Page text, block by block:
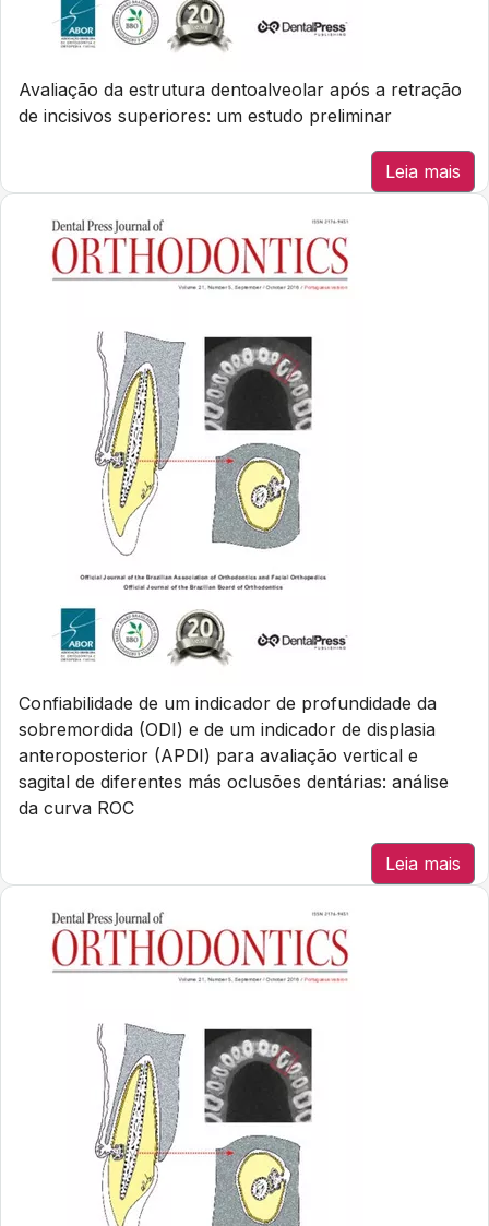
Avaliação da estrutura dentoalveolar após a retração
de incisivos superiores: um estudo preliminar
Leia mais
Confiabilidade de um indicador de profundidade da
sobremordida (ODI) e de um indicador de displasia
anteroposterior (APDI) para avaliação vertical e
sagital de diferentes más oclusões dentárias: análise
da curva ROC
Leia mais